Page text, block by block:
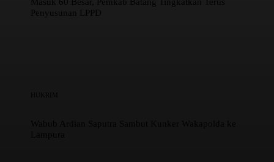
Masuk 60 Besar, Pemkab Batang Tingkatkan Terus
Penyusunan LPPD